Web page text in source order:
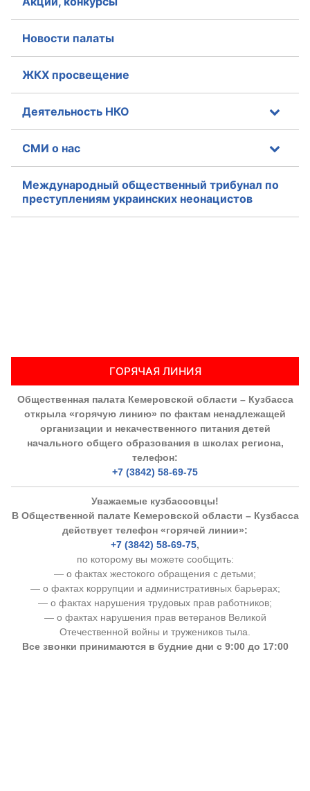
Регламент ОП КО
Кодекс этики ОП КО
Положения
Рекомендации
Аппарат ОП КО
Новости палаты
ЖКХ просвещение
Деятельность НКО
СМИ о нас
Международный общественный трибунал по
преступлениям украинских неонацистов
ГОРЯЧАЯ ЛИНИЯ
Общественная палата Кемеровской области – Кузбасса
открыла «горячую линию» по фактам ненадлежащей
организации и некачественного питания детей
начального общего образования в школах региона,
телефон:
+7 (3842) 58-69-75
Уважаемые кузбассовцы!
В Общественной палате Кемеровской области – Кузбасса
действует телефон «горячей линии»:
+7 (3842) 58-69-75,
по которому вы можете сообщить:
— о фактах жестокого обращения с детьми;
— о фактах коррупции и административных барьерах;
— о фактах нарушения трудовых прав работников;
— о фактах нарушения прав ветеранов Великой
Отечественной войны и тружеников тыла.
Все звонки принимаются в будние дни с 9:00 до 17:00